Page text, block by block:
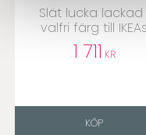
till i favoriter
​Slät lucka lackad
valfri färg till IKEAs
Metodstommar
1 711 KR
KÖP